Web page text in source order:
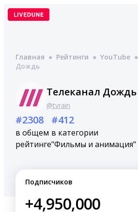
Перейти
Главная ● Рейтинги ● YouTube ●
Дождь
Телеканал Дождь
@tvrain
#2308
в общем
рейтинге
#412
в категории
"Фильмы и анимация"
Подписчиков
+4,950,000